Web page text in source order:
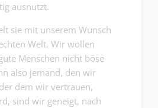
ausnutzt.
sie mit unserem Wunsch
Welt. Wir wollen
Menschen nicht böse
also jemand, den wir
dem wir vertrauen,
sind wir geneigt, nach